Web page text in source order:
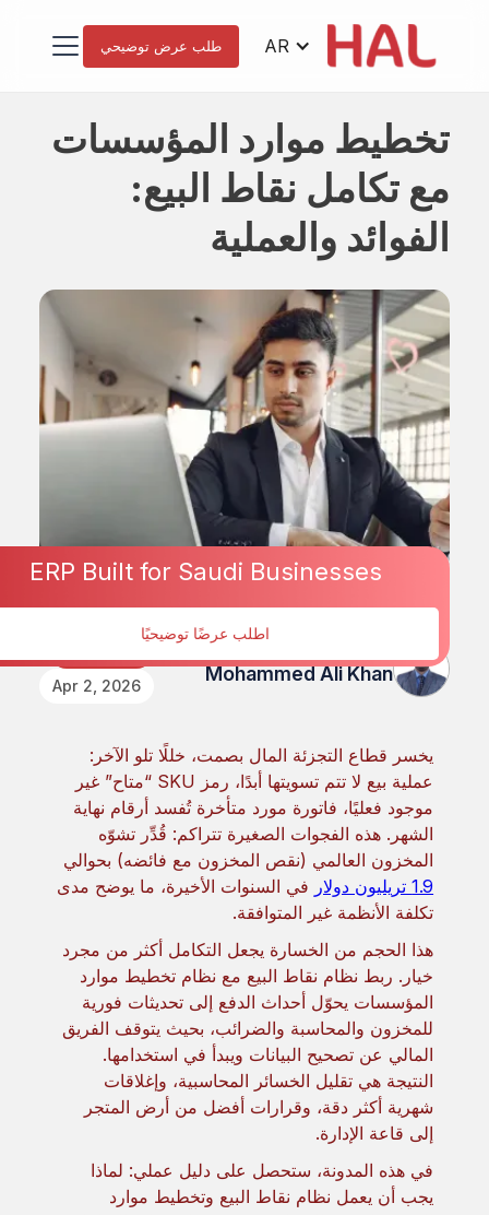
AR طلب عرض توضيحي
ERP Built for Saudi Businesses
اطلب عرضًا توضيحيًا
تخطيط موارد المؤسسات
مع تكامل نقاط البيع:
الفوائد والعملية
Mohammed Ali Khan
Apr 2, 2026
يخسر قطاع التجزئة المال بصمت، خللًا تلو الآخر:
عملية بيع لا تتم تسويتها أبدًا، رمز SKU “متاح” غير
موجود فعليًا، فاتورة مورد متأخرة تُفسد أرقام نهاية
الشهر. هذه الفجوات الصغيرة تتراكم: قُدِّر تشوّه
المخزون العالمي (نقص المخزون مع فائضه) بحوالي
1.9 تريليون دولار
في السنوات الأخيرة، ما يوضح مدى
تكلفة الأنظمة غير المتوافقة.
هذا الحجم من الخسارة يجعل التكامل أكثر من مجرد
خيار. ربط نظام نقاط البيع مع نظام تخطيط موارد
المؤسسات يحوّل أحداث الدفع إلى تحديثات فورية
للمخزون والمحاسبة والضرائب، بحيث يتوقف الفريق
المالي عن تصحيح البيانات ويبدأ في استخدامها.
النتيجة هي تقليل الخسائر المحاسبية، وإغلاقات
شهرية أكثر دقة، وقرارات أفضل من أرض المتجر
إلى قاعة الإدارة.
في هذه المدونة، ستحصل على دليل عملي: لماذا
يجب أن يعمل نظام نقاط البيع وتخطيط موارد